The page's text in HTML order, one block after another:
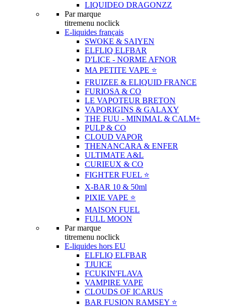
LIQUIDEO DRAGONZZ
Par marque
titremenu noclick
E-liquides français
SWOKE & SAIYEN
ELFLIQ ELFBAR
D'LICE - NORME AFNOR
MA PETITE VAPE ⭐️
FRUIZEE & ELIQUID FRANCE
FURIOSA & CO
LE VAPOTEUR BRETON
VAPORIGINS & GALAXY
THE FUU - MINIMAL & CALM+
PULP & CO
CLOUD VAPOR
THENANCARA & ENFER
ULTIMATE A&L
CURIEUX & CO
FIGHTER FUEL ⭐️
X-BAR 10 & 50ml
PIXIE VAPE ⭐️
MAISON FUEL
FULL MOON
Par marque
titremenu noclick
E-liquides hors EU
ELFLIQ ELFBAR
TJUICE
FCUKIN'FLAVA
VAMPIRE VAPE
CLOUDS OF ICARUS
BAR FUSION RAMSEY ⭐️